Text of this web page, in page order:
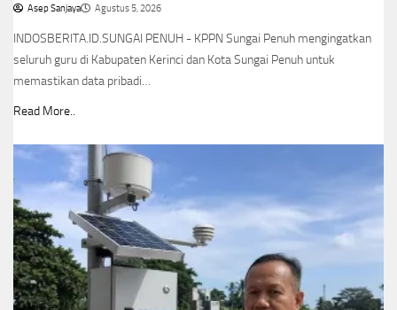
Asep Sanjaya Agustus 5, 2026
INDOSBERITA.ID.SUNGAI PENUH - KPPN Sungai Penuh mengingatkan
seluruh guru di Kabupaten Kerinci dan Kota Sungai Penuh untuk
memastikan data pribadi…
Read More..